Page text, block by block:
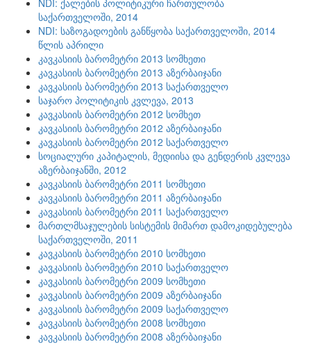
NDI: ქალების პოლიტიკური ჩართულობა
საქართველოში, 2014
NDI: საზოგადოების განწყობა საქართველოში, 2014
წლის აპრილი
კავკასიის ბარომეტრი 2013 სომხეთი
კავკასიის ბარომეტრი 2013 აზერბაიჯანი
კავკასიის ბარომეტრი 2013 საქართველო
საჯარო პოლიტიკის კვლევა, 2013
კავკასიის ბარომეტრი 2012 სომხეთ
კავკასიის ბარომეტრი 2012 აზერბაიჯანი
კავკასიის ბარომეტრი 2012 საქართველო
სოციალური კაპიტალის, მედიისა და გენდერის კვლევა
აზერბაიჯანში, 2012
კავკასიის ბარომეტრი 2011 სომხეთი
კავკასიის ბარომეტრი 2011 აზერბაიჯანი
კავკასიის ბარომეტრი 2011 საქართველო
მართლმსაჯულების სისტემის მიმართ დამოკიდებულება
საქართველოში, 2011
კავკასიის ბარომეტრი 2010 სომხეთი
კავკასიის ბარომეტრი 2010 საქართველო
კავკასიის ბარომეტრი 2009 სომხეთი
კავკასიის ბარომეტრი 2009 აზერბაიჯანი
კავკასიის ბარომეტრი 2009 საქართველო
კავკასიის ბარომეტრი 2008 სომხეთი
კავკასიის ბარომეტრი 2008 აზერბაიჯანი